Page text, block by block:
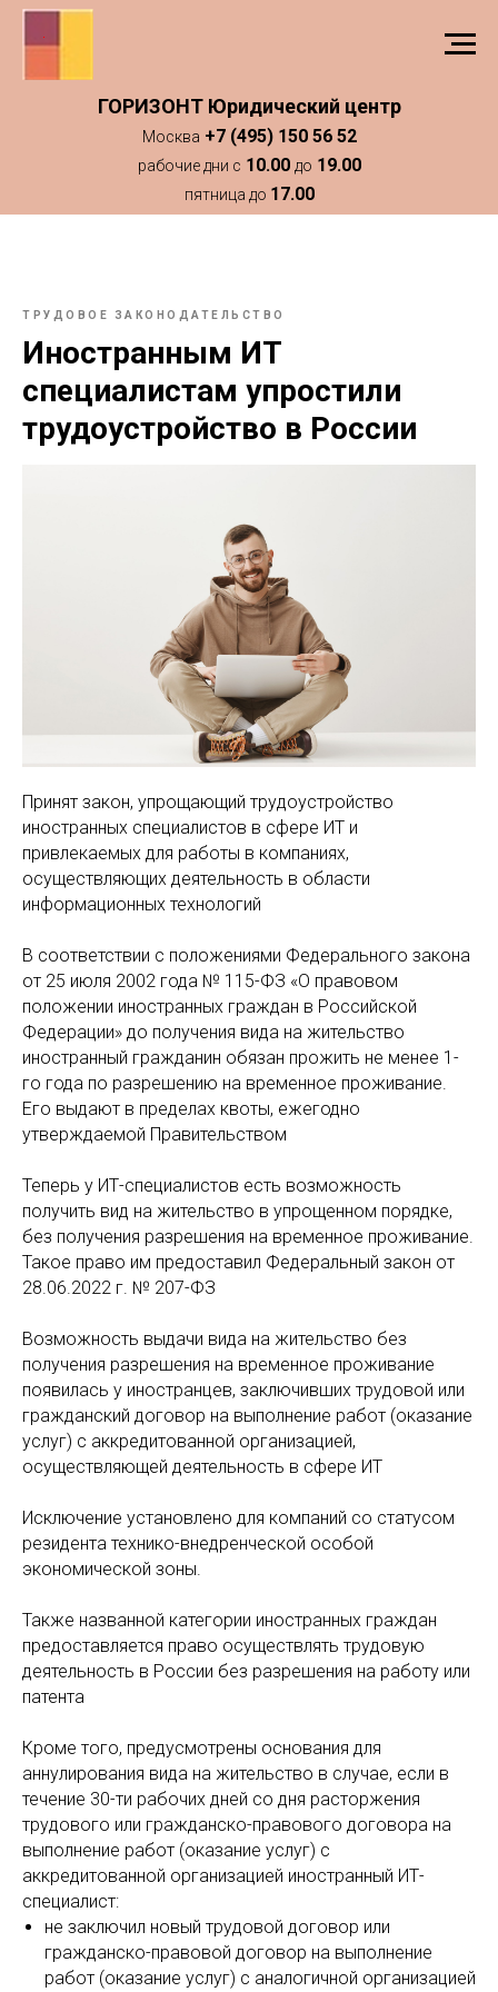
ГОРИЗОНТ Юридический центр
Москва +7 (495) 150 56 52
рабочие дни с 10.00 до 19.00
пятница до 17.00
ТРУДОВОЕ ЗАКОНОДАТЕЛЬСТВО
Иностранным ИТ
специалистам упростили
трудоустройство в России
Принят закон, упрощающий трудоустройство
иностранных специалистов в сфере ИТ и
привлекаемых для работы в компаниях,
осуществляющих деятельность в области
информационных технологий
В соответствии с положениями Федерального закона
от 25 июля 2002 года № 115-ФЗ «О правовом
положении иностранных граждан в Российской
Федерации» до получения вида на жительство
иностранный гражданин обязан прожить не менее 1-
го года по разрешению на временное проживание.
Его выдают в пределах квоты, ежегодно
утверждаемой Правительством
Теперь у ИТ-специалистов есть возможность
получить вид на жительство в упрощенном порядке,
без получения разрешения на временное проживание.
Такое право им предоставил Федеральный закон от
28.06.2022 г. № 207-ФЗ
Возможность выдачи вида на жительство без
получения разрешения на временное проживание
появилась у иностранцев, заключивших трудовой или
гражданский договор на выполнение работ (оказание
услуг) с аккредитованной организацией,
осуществляющей деятельность в сфере ИТ
Исключение установлено для компаний со статусом
резидента технико-внедренческой особой
экономической зоны.
Также названной категории иностранных граждан
предоставляется право осуществлять трудовую
деятельность в России без разрешения на работу или
патента
Кроме того, предусмотрены основания для
аннулирования вида на жительство в случае, если в
течение 30-ти рабочих дней со дня расторжения
трудового или гражданско-правового договора на
выполнение работ (оказание услуг) с
аккредитованной организацией иностранный ИТ-
специалист:
не заключил новый трудовой договор или
гражданско-правовой договор на выполнение
работ (оказание услуг) с аналогичной организацией